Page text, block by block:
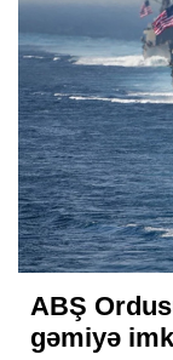
ABŞ
gəmiyə